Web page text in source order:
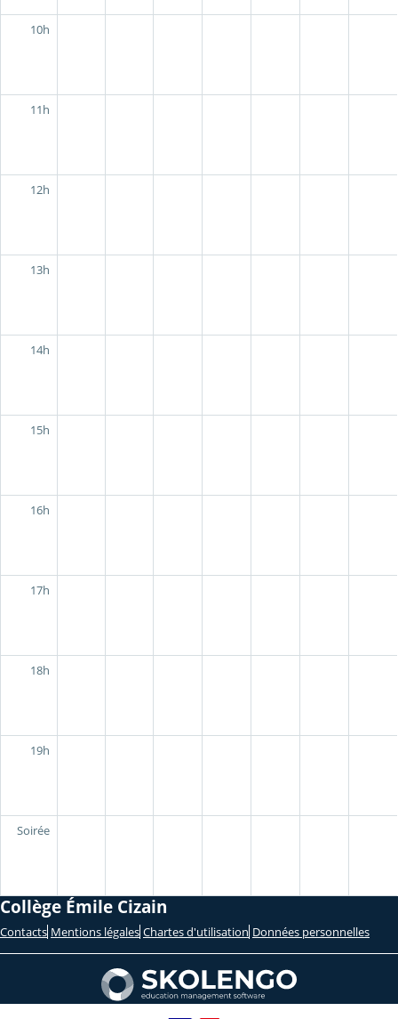
10h
11h
12h
13h
14h
15h
16h
17h
18h
19h
Soirée
Collège Émile Cizain
Contacts Mentions légales Chartes d'utilisation Données personnelles